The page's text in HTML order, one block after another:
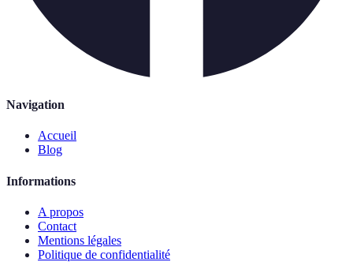
Navigation
Accueil
Blog
Informations
A propos
Contact
Mentions légales
Politique de confidentialité